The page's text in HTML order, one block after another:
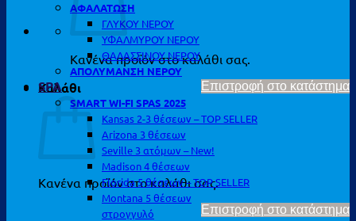
Κανένα προϊόν στο καλάθι σας.
Επιστροφή στο κατάστημα
Καλάθι
Κανένα προϊόν στο καλάθι σας.
Επιστροφή στο κατάστημα
ΑΦΑΛΑΤΩΣΗ
ΓΛΥΚΟΥ ΝΕΡΟΥ
ΥΦΑΛΜΥΡΟΥ ΝΕΡΟΥ
ΘΑΛΑΣΣΙΝΟΥ ΝΕΡΟΥ
ΑΠΟΛΥΜΑΝΣΗ ΝΕΡΟΥ
SPA
SMART WI-FI SPAS 2025
Kansas 2-3 θέσεων – TOP SELLER
Arizona 3 θέσεων
Seville 3 ατόμων – New!
Madison 4 θέσεων
Florida 5 θέσεων – TOP SELLER
Montana 5 θέσεων
στρογγυλό